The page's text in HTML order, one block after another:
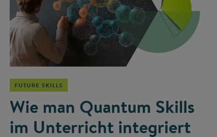
FUTURE SKILLS
Wie man Quantum Skills
im Unterricht integriert